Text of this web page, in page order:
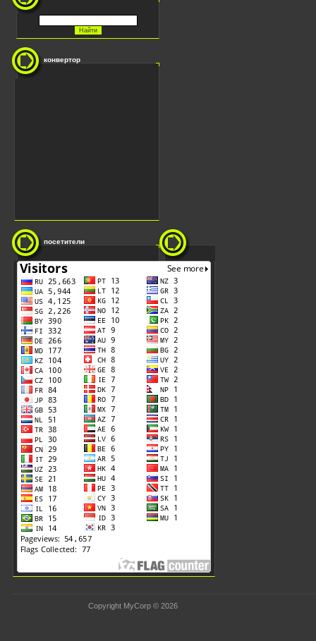
конвертор
посетители
Copyright MyCorp © 2026